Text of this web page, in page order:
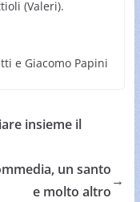
(Valeri).
e Giacomo Papini
insieme il
un santo
e molto altro
→